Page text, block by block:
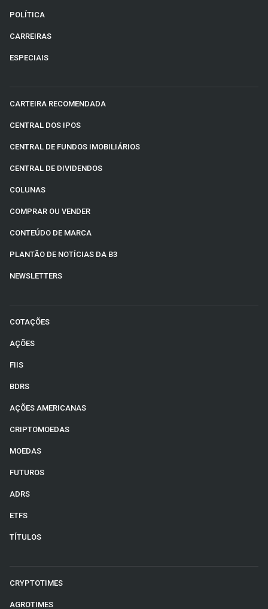
POLÍTICA
CARREIRAS
ESPECIAIS
CARTEIRA RECOMENDADA
CENTRAL DOS IPOS
CENTRAL DE FUNDOS IMOBILIÁRIOS
CENTRAL DE DIVIDENDOS
COLUNAS
COMPRAR OU VENDER
CONTEÚDO DE MARCA
PLANTÃO DE NOTÍCIAS DA B3
NEWSLETTERS
COTAÇÕES
AÇÕES
FIIS
BDRS
AÇÕES AMERICANAS
CRIPTOMOEDAS
MOEDAS
FUTUROS
ADRS
ETFS
TÍTULOS
CRYPTOTIMES
AGROTIMES